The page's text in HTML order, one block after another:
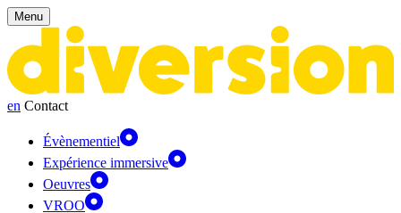
Panneau de gestion des cookies
Menu
en Contact
Évènementiel
Expérience immersive
Oeuvres
VROO